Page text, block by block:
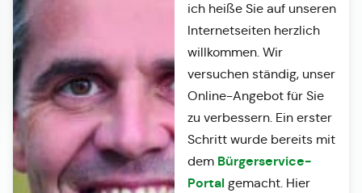
ich heiße Sie auf unseren
Internetseiten herzlich
willkommen. Wir
versuchen ständig, unser
Online-Angebot für Sie
zu verbessern. Ein erster
Schritt wurde bereits mit
dem Bürgerservice-
Portalgemacht. Hier